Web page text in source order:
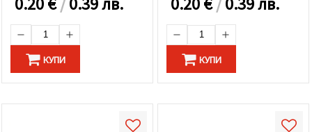
КУПИ КУПИ